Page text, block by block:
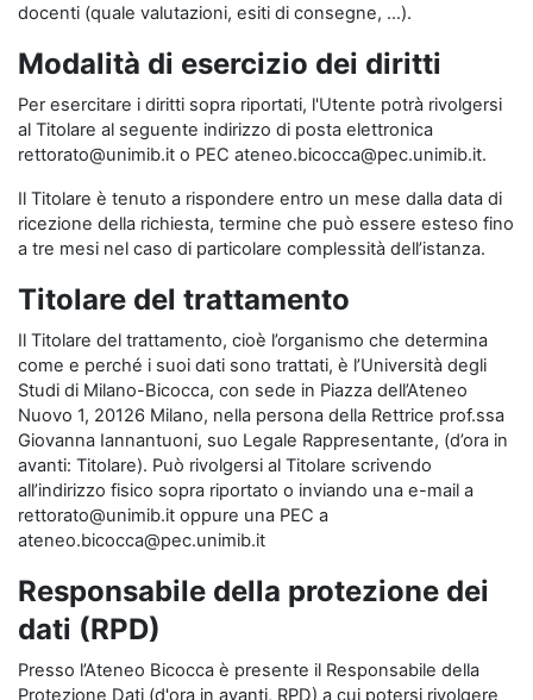
docenti (quale valutazioni, esiti di consegne, …).
Modalità di esercizio dei diritti
Per esercitare i diritti sopra riportati, l'Utente potrà rivolgersi
al Titolare al seguente indirizzo di posta elettronica
rettorato@unimib.it o PEC ateneo.bicocca@pec.unimib.it.
Il Titolare è tenuto a rispondere entro un mese dalla data di
ricezione della richiesta, termine che può essere esteso fino
a tre mesi nel caso di particolare complessità dell’istanza.
Titolare del trattamento
Il Titolare del trattamento, cioè l’organismo che determina
come e perché i suoi dati sono trattati, è l’Università degli
Studi di Milano-Bicocca, con sede in Piazza dell’Ateneo
Nuovo 1, 20126 Milano, nella persona della Rettrice prof.ssa
Giovanna Iannantuoni, suo Legale Rappresentante, (d’ora in
avanti: Titolare). Può rivolgersi al Titolare scrivendo
all’indirizzo fisico sopra riportato o inviando una e-mail a
rettorato@unimib.it oppure una PEC a
ateneo.bicocca@pec.unimib.it
Responsabile della protezione dei
dati (RPD)
Presso l’Ateneo Bicocca è presente il Responsabile della
Protezione Dati (d'ora in avanti, RPD) a cui potersi rivolgere